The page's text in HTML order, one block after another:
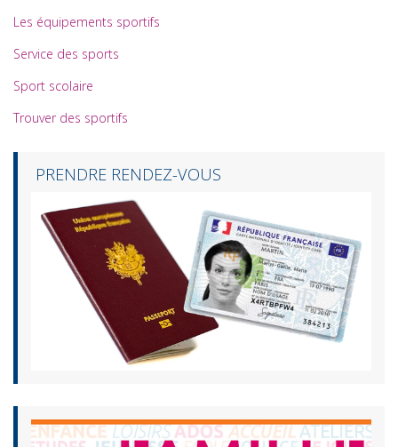
Les équipements sportifs
Service des sports
Sport scolaire
Trouver des sportifs
PRENDRE RENDEZ-VOUS